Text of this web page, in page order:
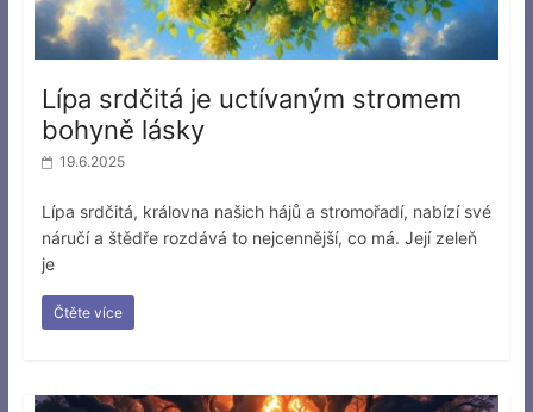
Lípa srdčitá je uctívaným stromem
bohyně lásky
19.6.2025
Lípa srdčitá, královna našich hájů a stromořadí, nabízí své
náručí a štědře rozdává to nejcennější, co má. Její zeleň
je
Čtěte více